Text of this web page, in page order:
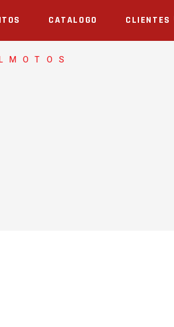
CATALOGO CLIENTES